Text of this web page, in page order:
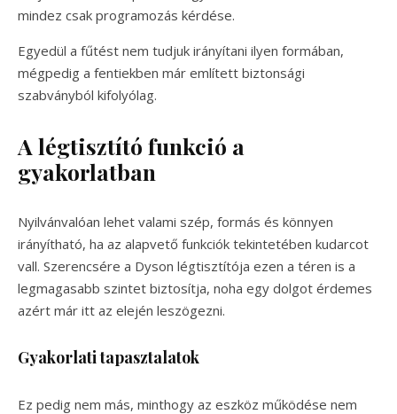
mindez csak programozás kérdése.
Egyedül a fűtést nem tudjuk irányítani ilyen formában,
mégpedig a fentiekben már említett biztonsági
szabványból kifolyólag.
A légtisztító funkció a
gyakorlatban
Nyilvánvalóan lehet valami szép, formás és könnyen
irányítható, ha az alapvető funkciók tekintetében kudarcot
vall. Szerencsére a Dyson légtisztítója ezen a téren is a
legmagasabb szintet biztosítja, noha egy dolgot érdemes
azért már itt az elején leszögezni.
Gyakorlati tapasztalatok
Ez pedig nem más, minthogy az eszköz működése nem